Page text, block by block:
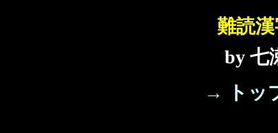
難読
by 七
→ トッ